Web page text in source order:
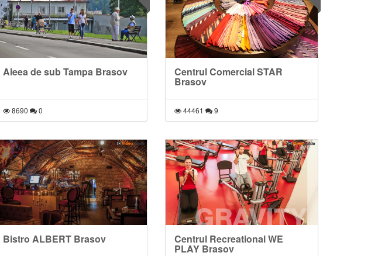
Aleea de sub Tampa Brasov
8690 0
Centrul Comercial STAR
Brasov
44461 9
Bistro ALBERT Brasov Centrul Recreational WE
PLAY Brasov